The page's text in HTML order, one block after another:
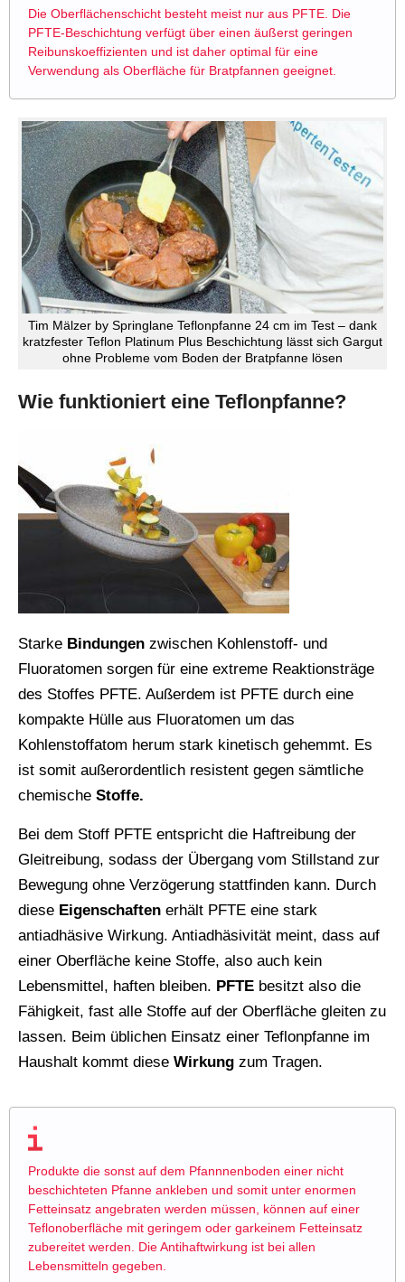
Die Oberflächenschicht besteht meist nur aus PFTE. Die
PFTE-Beschichtung verfügt über einen äußerst geringen
Reibunskoeffizienten und ist daher optimal für eine
Verwendung als Oberfläche für Bratpfannen geeignet.
Tim Mälzer by Springlane Teflonpfanne 24 cm im Test – dank
kratzfester Teflon Platinum Plus Beschichtung lässt sich Gargut
ohne Probleme vom Boden der Bratpfanne lösen
Wie funktioniert eine Teflonpfanne?
Starke Bindungen zwischen Kohlenstoff- und
Fluoratomen sorgen für eine extreme Reaktionsträge
des Stoffes PFTE. Außerdem ist PFTE durch eine
kompakte Hülle aus Fluoratomen um das
Kohlenstoffatom herum stark kinetisch gehemmt. Es
ist somit außerordentlich resistent gegen sämtliche
chemische Stoffe.
Bei dem Stoff PFTE entspricht die Haftreibung der
Gleitreibung, sodass der Übergang vom Stillstand zur
Bewegung ohne Verzögerung stattfinden kann. Durch
diese Eigenschaften erhält PFTE eine stark
antiadhäsive Wirkung. Antiadhäsivität meint, dass auf
einer Oberfläche keine Stoffe, also auch kein
Lebensmittel, haften bleiben. PFTE besitzt also die
Fähigkeit, fast alle Stoffe auf der Oberfläche gleiten zu
lassen. Beim üblichen Einsatz einer Teflonpfanne im
Haushalt kommt diese Wirkung zum Tragen.
Produkte die sonst auf dem Pfannnenboden einer nicht
beschichteten Pfanne ankleben und somit unter enormen
Fetteinsatz angebraten werden müssen, können auf einer
Teflonoberfläche mit geringem oder garkeinem Fetteinsatz
zubereitet werden. Die Antihaftwirkung ist bei allen
Lebensmitteln gegeben.